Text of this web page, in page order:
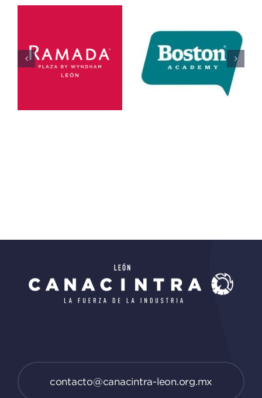
CAPACK
Del IECA
EXPLORA
(centro
De
Ciencias)
contacto@canacintra-leon.org.mx